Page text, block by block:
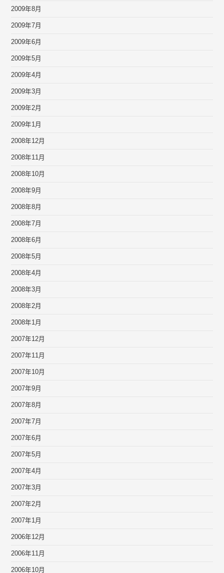
2009年8月
2009年7月
2009年6月
2009年5月
2009年4月
2009年3月
2009年2月
2009年1月
2008年12月
2008年11月
2008年10月
2008年9月
2008年8月
2008年7月
2008年6月
2008年5月
2008年4月
2008年3月
2008年2月
2008年1月
2007年12月
2007年11月
2007年10月
2007年9月
2007年8月
2007年7月
2007年6月
2007年5月
2007年4月
2007年3月
2007年2月
2007年1月
2006年12月
2006年11月
2006年10月